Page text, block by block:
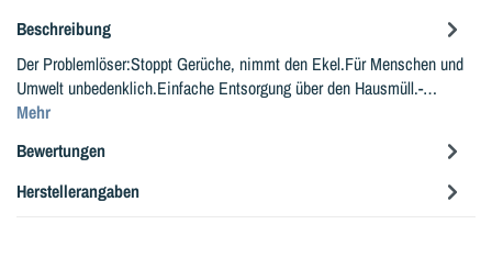
Beschreibung
Der Problemlöser:Stoppt Gerüche, nimmt den Ekel.Für Menschen und
Umwelt unbedenklich.Einfache Entsorgung über den Hausmüll.-…
Mehr
Bewertungen
Herstellerangaben